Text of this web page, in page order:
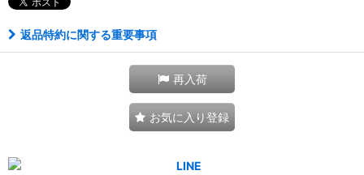
返品特約に関する重要事項
再入荷
お気に入り登録